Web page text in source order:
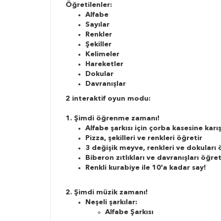
Öğretilenler:
Alfabe
Sayılar
Renkler
Şekiller
Kelimeler
Hareketler
Dokular
Davranışlar
2 interaktif oyun modu:
1. Şimdi öğrenme zamanı!
Alfabe şarkısı için çorba kasesine
Pizza, şekilleri ve renkleri öğretir
3 değişik meyve, renkleri ve dokuları
Biberon zıtlıkları ve davranışları
Renkli kurabiye ile 10'a kadar say!
2. Şimdi müzik zamanı!
Neşeli şarkılar:
Alfabe Şarkısı